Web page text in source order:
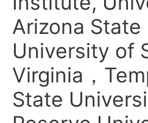
Arizona
University of
Virginia，
State